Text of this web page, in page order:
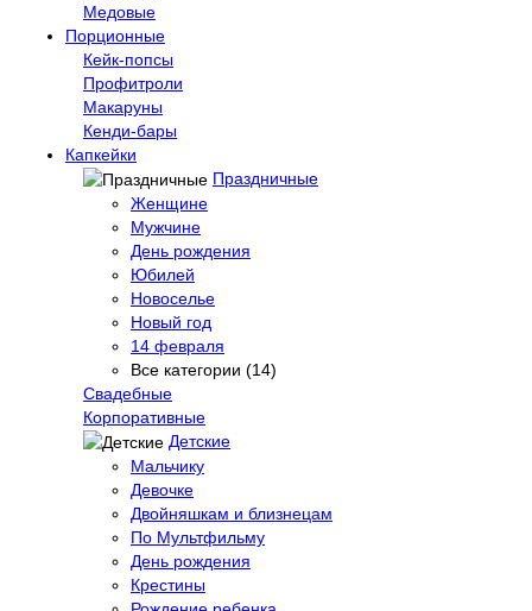
Медовые
Порционные
Кейк-попсы
Профитроли
Макаруны
Кенди-бары
Капкейки
Праздничные
Женщине
Мужчине
День рождения
Юбилей
Новоселье
Новый год
14 февраля
Все категории (14)
Свадебные
Корпоративные
Детские
Мальчику
Девочке
Двойняшкам и близнецам
По Мультфильму
День рождения
Крестины